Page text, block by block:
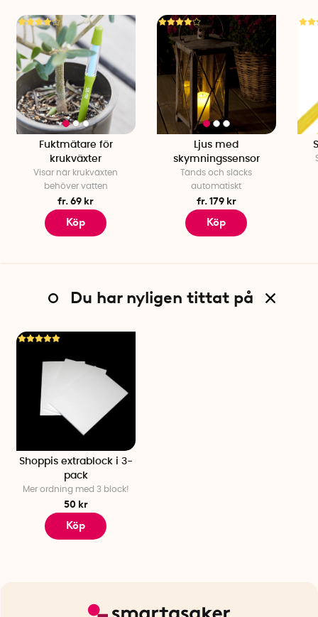
Fuktmätare för
krukväxter
Visar när krukväxten
behöver vatten
fr. 69 kr
Köp
Ljus med
skymningssensor
Tänds och släcks
automatiskt
fr. 179 kr
Köp
Du har nyligen tittat på
Shoppis extrablock i 3-
pack
Mer ordning med 3 block!
50 kr
Köp